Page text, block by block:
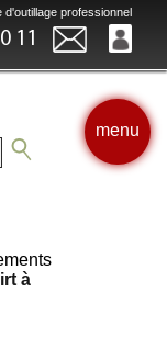
d'outillage professionnel
11
menu
à